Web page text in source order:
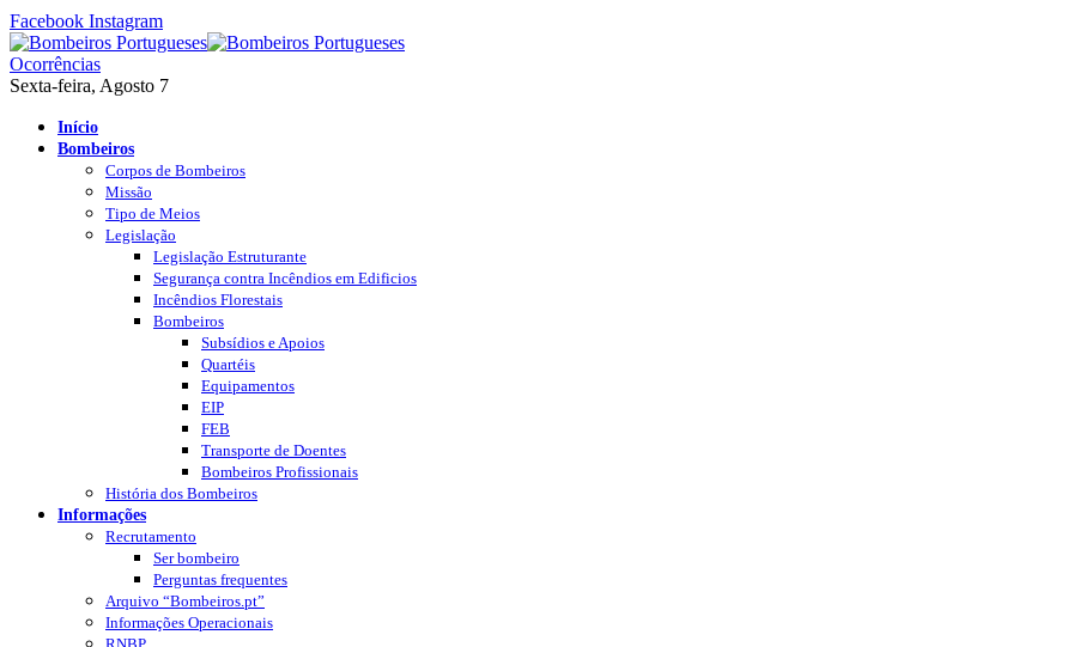
Facebook Instagram
Ocorrências
Sexta-feira, Agosto 7
Início
Bombeiros
Corpos de Bombeiros
Missão
Tipo de Meios
Legislação
Legislação Estruturante
Segurança contra Incêndios em Edificios
Incêndios Florestais
Bombeiros
Subsídios e Apoios
Quartéis
Equipamentos
EIP
FEB
Transporte de Doentes
Bombeiros Profissionais
História dos Bombeiros
Informações
Recrutamento
Ser bombeiro
Perguntas frequentes
Arquivo “Bombeiros.pt”
Informações Operacionais